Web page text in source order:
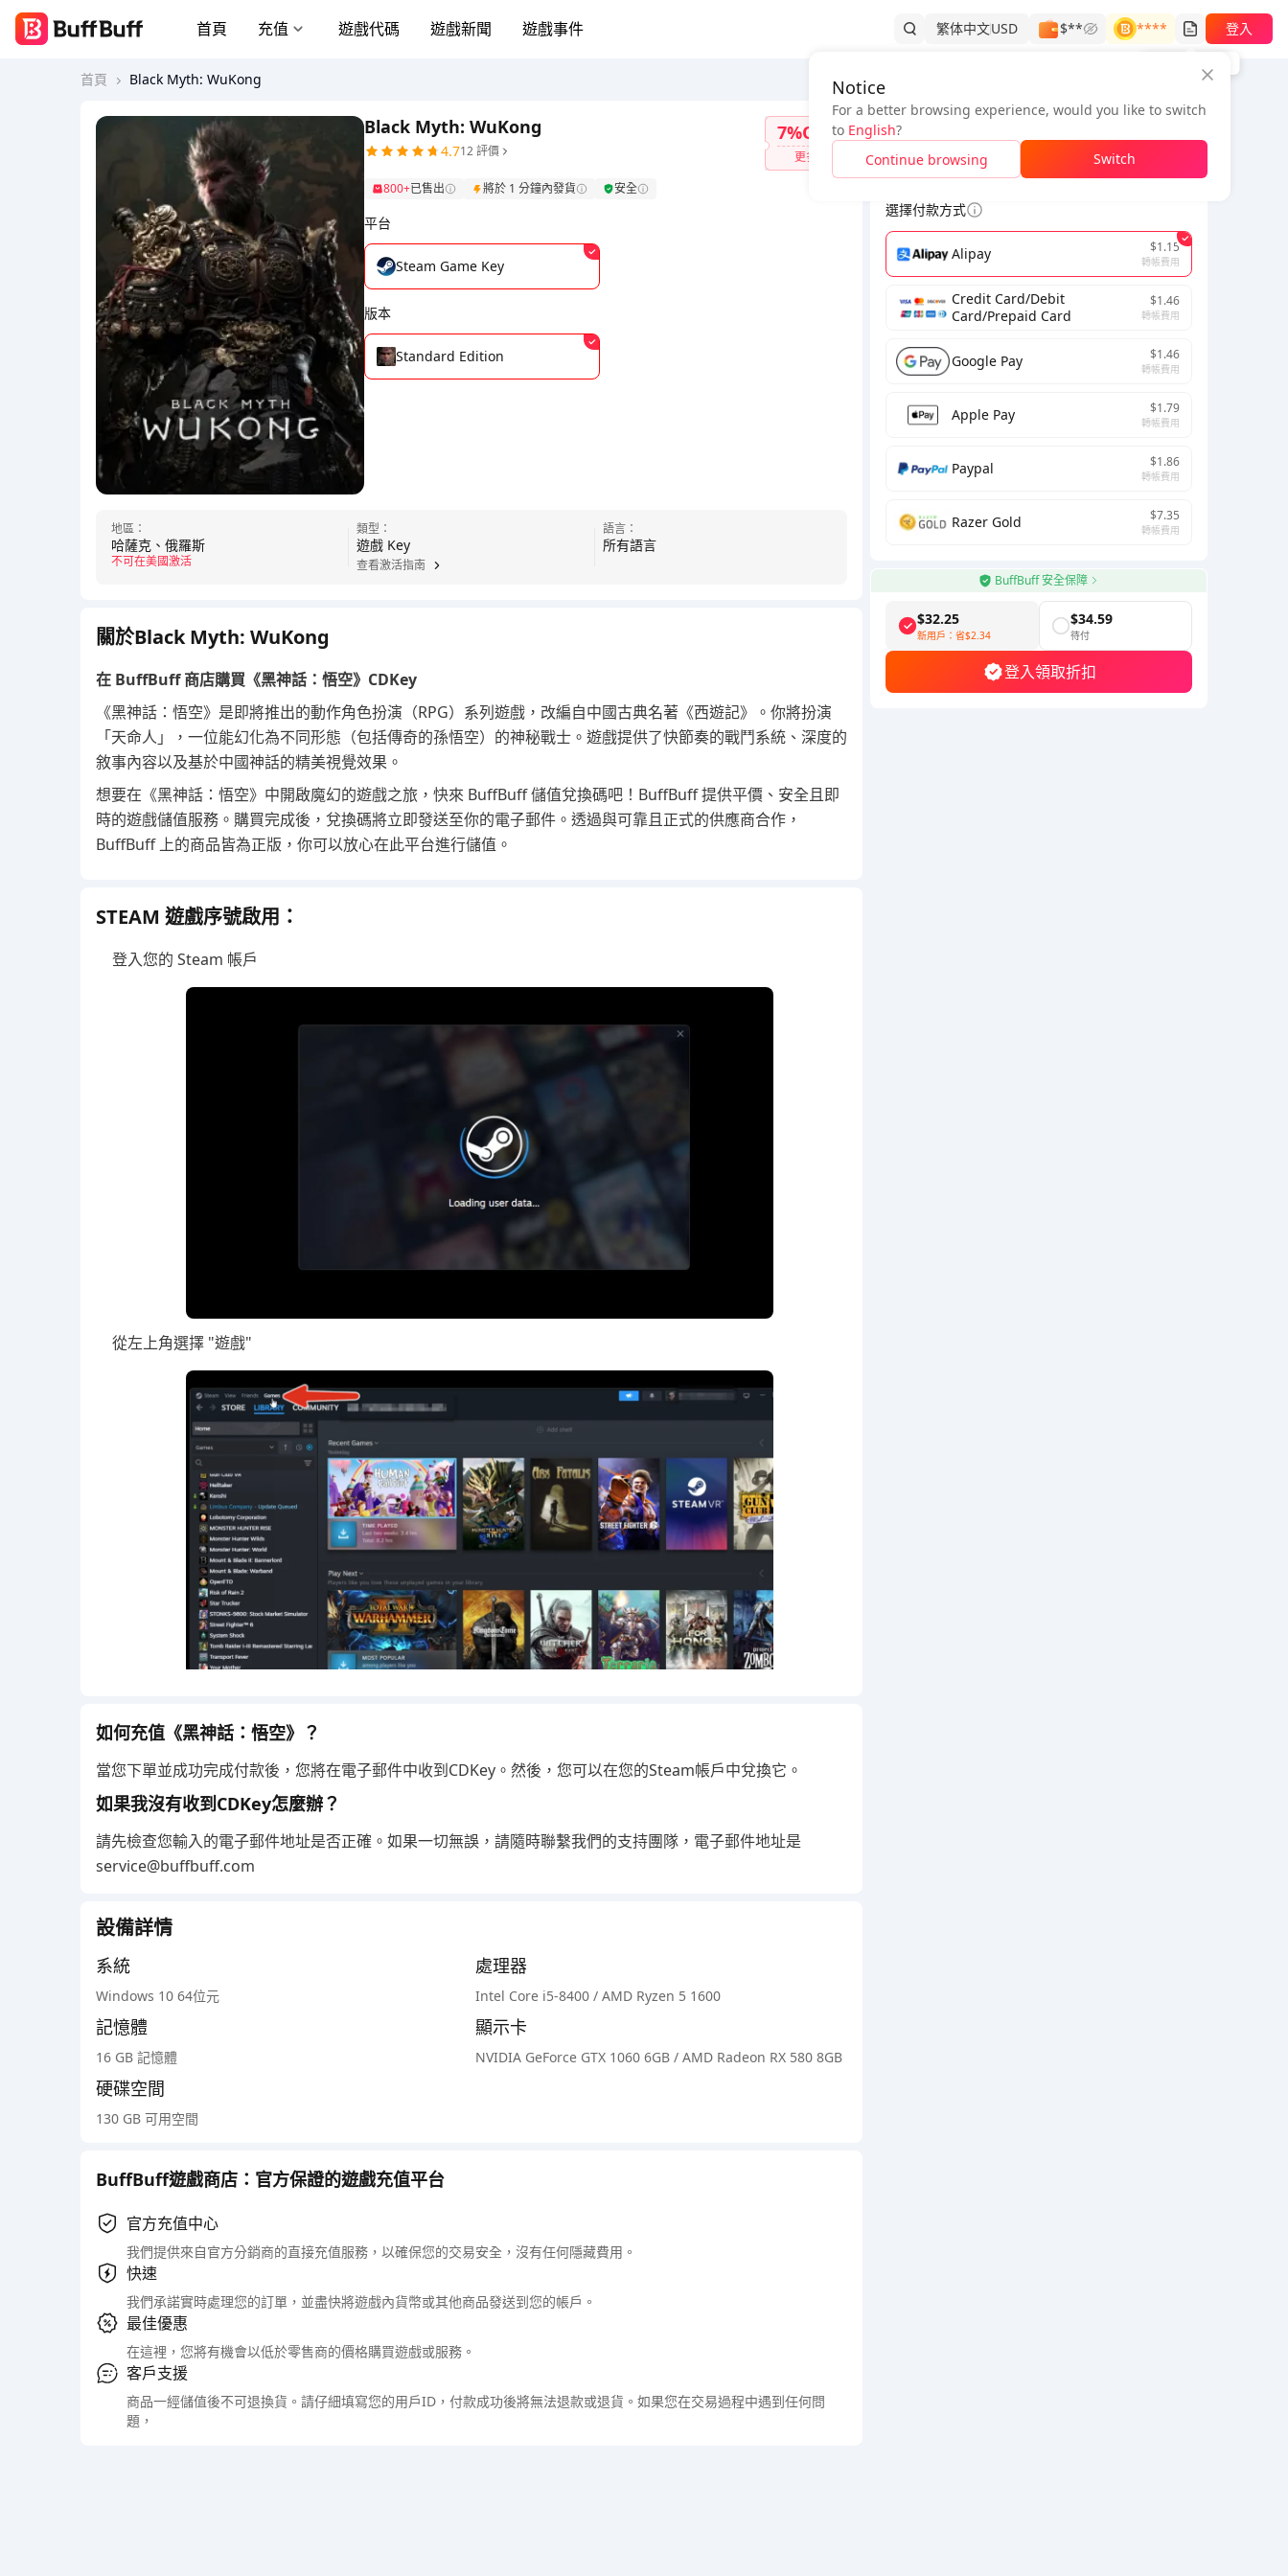
首頁 充值 遊戲代碼 遊戲新聞 遊戲事件 繁体中文USD $**
****
登入
首頁 Black Myth: WuKong
訂單資訊
選擇付款方式
Alipay $1.15
轉帳費用
Credit Card/Debit
Card/Prepaid Card
$1.46
轉帳費用
Google Pay $1.46
轉帳費用
Apple Pay $1.79
轉帳費用
Paypal $1.86
轉帳費用
Razer Gold $7.35
轉帳費用
BuffBuff 安全保障
$32.25
新用戶：省$2.34
$34.59
待付
登入領取折扣
Black Myth: WuKong
4.712 評價
7%OFF
更多
800+已售出 將於 1 分鐘內發貨 安全
平台
Steam Game Key
版本
Standard Edition
地區：
哈薩克、俄羅斯
不可在美國激活
類型：
遊戲 Key
查看激活指南
語言：
所有語言
關於Black Myth: WuKong
在 BuffBuff 商店購買《黑神話：悟空》CDKey
《黑神話：悟空》是即將推出的動作角色扮演（RPG）系列遊戲，改編自中國古典名著《西遊記》。你將扮演
「天命人」，一位能幻化為不同形態（包括傳奇的孫悟空）的神秘戰士。遊戲提供了快節奏的戰鬥系統、深度的
敘事內容以及基於中國神話的精美視覺效果。
想要在《黑神話：悟空》中開啟魔幻的遊戲之旅，快來 BuffBuff 儲值兌換碼吧！BuffBuff 提供平價、安全且即
時的遊戲儲值服務。購買完成後，兌換碼將立即發送至你的電子郵件。透過與可靠且正式的供應商合作，
BuffBuff 上的商品皆為正版，你可以放心在此平台進行儲值。
STEAM 遊戲序號啟用：
登入您的 Steam 帳戶
從左上角選擇 "遊戲"
下一步選擇 "在 Steam 上啟用產品..."
在這裡輸入您的啟用序號。選擇 "確認" 將完成此過程
如何充值《黑神話：悟空》？
當您下單並成功完成付款後，您將在電子郵件中收到CDKey。然後，您可以在您的Steam帳戶中兌換它。
如果我沒有收到CDKey怎麼辦？
請先檢查您輸入的電子郵件地址是否正確。如果一切無誤，請隨時聯繫我們的支持團隊，電子郵件地址是
service@buffbuff.com
設備詳情
系統
Windows 10 64位元
處理器
Intel Core i5-8400 / AMD Ryzen 5 1600
記憶體
16 GB 記憶體
顯示卡
NVIDIA GeForce GTX 1060 6GB / AMD Radeon RX 580 8GB
硬碟空間
130 GB 可用空間
BuffBuff遊戲商店：官方保證的遊戲充值平台
官方充值中心
我們提供來自官方分銷商的直接充值服務，以確保您的交易安全，沒有任何隱藏費用。
快速
我們承諾實時處理您的訂單，並盡快將遊戲內貨幣或其他商品發送到您的帳戶。
最佳優惠
在這裡，您將有機會以低於零售商的價格購買遊戲或服務。
客戶支援
商品一經儲值後不可退換貨。請仔細填寫您的用戶ID，付款成功後將無法退款或退貨。如果您在交易過程中遇到任何問
題，
Notice
For a better browsing experience, would you like to switch
to English?
Continue browsing
Switch